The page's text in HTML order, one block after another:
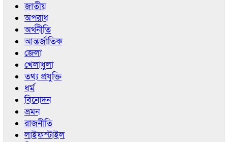
জাতীয়
অপরাধ
অর্থনীতি
আন্তর্জাতিক
জেলা
খেলাধুলা
তথ্য প্রযুক্তি
ধর্ম
বিনোদন
ভ্রমন
রাজনীতি
লাইফস্টাইল